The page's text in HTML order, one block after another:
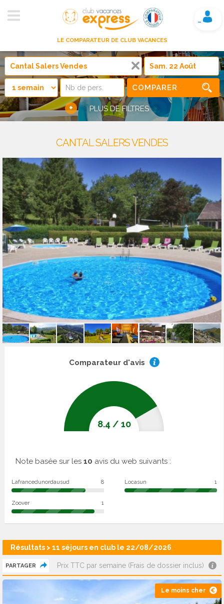
LE COMPARATEUR DE CLUB VACANCES
Mon compte
COMPARER
+ PLUS DE FILTRES
CANTAL SALERS VENDES
Comparateur d'avis
8.4 / 10
Note basée sur les 10 avis du web suivants :
Lafrancedunordausud 8 Locasun 1
Zoover 1
Résultats > 11 séjours en club le 22/08/2026
PARTAGER Prix TTC par semaine (Frais de dossier inclus)
Le moins cher